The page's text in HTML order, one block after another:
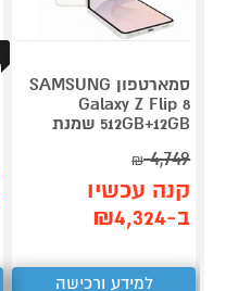
סמארטפון SAMSUNG
Galaxy Z Flip 8
512GB+12GB שמנת
4,749
₪
קנה עכשיו
ב-₪4,324
למידע ורכישה